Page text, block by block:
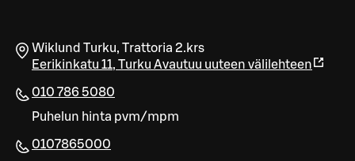
Wiklund Turku, Trattoria 2.krs
Eerikinkatu 11, Turku Avautuu uuteen välilehteen
010 786 5080
Puhelun hinta pvm/mpm
0107865000